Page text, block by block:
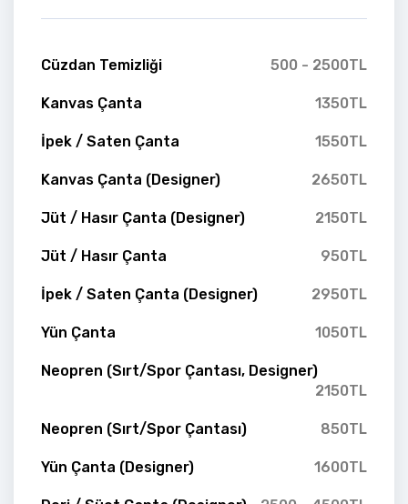
Cüzdan Temizliği 500 - 2500TL
Kanvas Çanta 1350TL
İpek / Saten Çanta 1550TL
Kanvas Çanta (Designer) 2650TL
Jüt / Hasır Çanta (Designer) 2150TL
Jüt / Hasır Çanta 950TL
İpek / Saten Çanta (Designer) 2950TL
Yün Çanta 1050TL
Neopren (Sırt/Spor Çantası, Designer)
2150TL
Neopren (Sırt/Spor Çantası) 850TL
Yün Çanta (Designer) 1600TL